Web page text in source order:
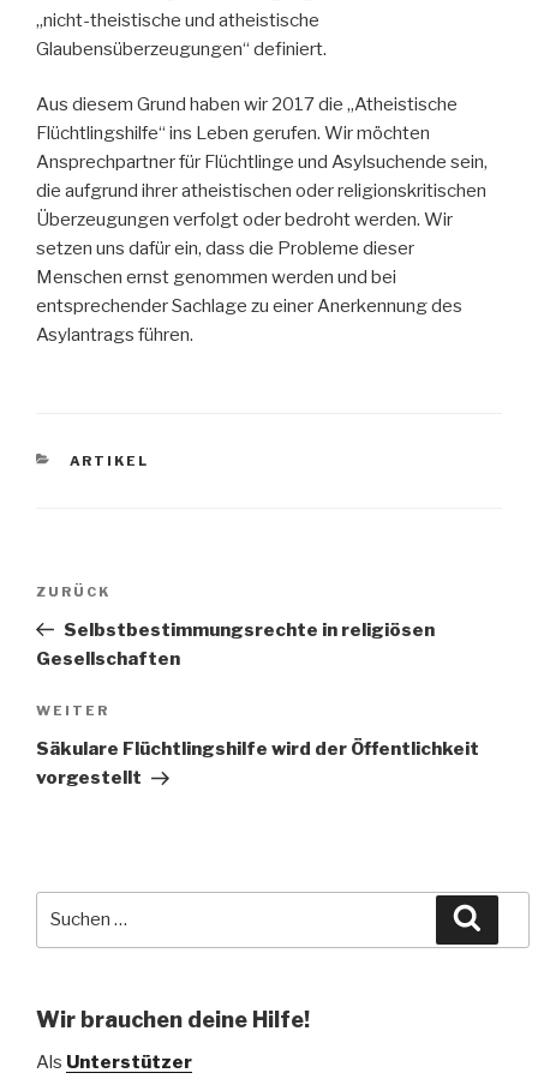
„nicht-theistische und atheistische
Glaubensüberzeugungen“ definiert.
Aus diesem Grund haben wir 2017 die „Atheistische
Flüchtlingshilfe“ ins Leben gerufen. Wir möchten
Ansprechpartner für Flüchtlinge und Asylsuchende sein,
die aufgrund ihrer atheistischen oder religionskritischen
Überzeugungen verfolgt oder bedroht werden. Wir
setzen uns dafür ein, dass die Probleme dieser
Menschen ernst genommen werden und bei
entsprechender Sachlage zu einer Anerkennung des
Asylantrags führen.
KATEGORIEN
ARTIKEL
Beitragsnavigation
Vorheriger
Beitrag
ZURÜCK
Selbstbestimmungsrechte in religiösen
Gesellschaften
Nächster
Beitrag
WEITER
Säkulare Flüchtlingshilfe wird der Öffentlichkeit
vorgestellt
Wir brauchen deine Hilfe!
Als Unterstützer